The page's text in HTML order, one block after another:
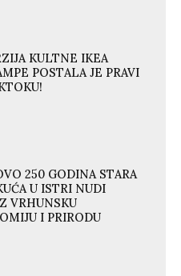
KULTNE IKEA
POSTALA JE PRAVI
250 GODINA STARA
U ISTRI NUDI
VRHUNSKU
I PRIRODU